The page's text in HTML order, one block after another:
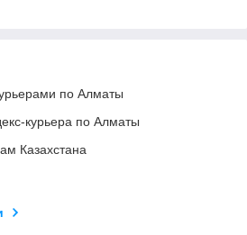
по Алматы
курьера по Алматы
Казахстана